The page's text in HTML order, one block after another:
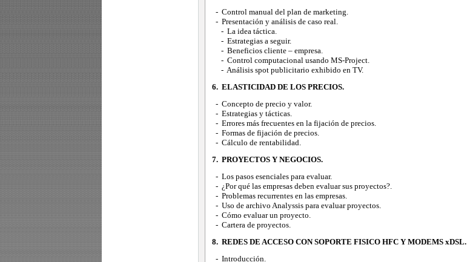
- Control manual del plan de marketing.
- Presentación y análisis de caso real.
- La idea táctica.
- Estrategias a seguir.
- Beneficios cliente – empresa.
- Control computacional usando MS-Project.
- Análisis spot publicitario exhibido en TV.
6. ELASTICIDAD DE LOS PRECIOS.
- Concepto de precio y valor.
- Estrategias y tácticas.
- Errores más frecuentes en la fijación de precios.
- Formas de fijación de precios.
- Cálculo de rentabilidad.
7. PROYECTOS Y NEGOCIOS.
- Los pasos esenciales para evaluar.
- ¿Por qué las empresas deben evaluar sus proyectos?.
- Problemas recurrentes en las empresas.
- Uso de archivo Analyssis para evaluar proyectos.
- Cómo evaluar un proyecto.
- Cartera de proyectos.
8. REDES DE ACCESO CON SOPORTE FISICO HFC Y MODEMS xDSL.
- Introducción.